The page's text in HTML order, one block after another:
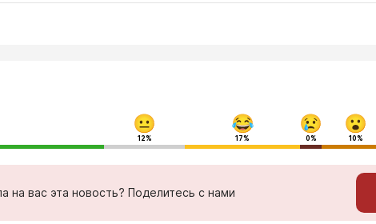
12% 17% 0% 10%
на вас эта новость? Поделитесь с нами